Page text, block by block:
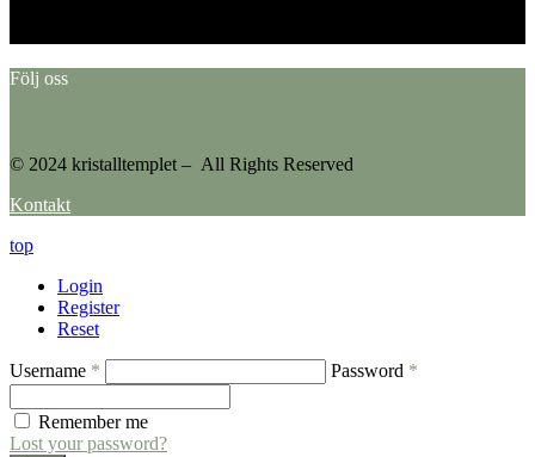
Följ oss
© 2024 kristalltemplet – All Rights Reserved
Kontakt
top
Login
Register
Reset
Username * Password *
Remember me
Lost your password?